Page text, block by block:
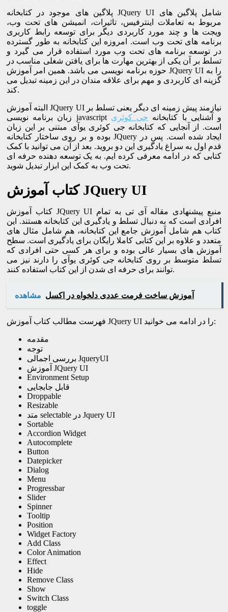
پلاگین های موجود در کتابخانه JQuery UI شامل پلاگین های
مربوط به تعاملات اینترفیس، تاثیرات، انمیشن های تحت وب،
ویجت ها و چند مورد کاربردی دیگر برای توسعه رابط کاربری
برنامه های تحت وب است. امروزه این کتابخانه به طور گسترده
در توسعه برنامه های تحت وب مورد استفاده قرار می گیرد و
تسلط بر آن یکی از بهترین مهارت ها برای یافتن شغلی مناسب در
حوزه برنامه نویسی می باشد. همین امر آموزش JQuery UI را به
گزینه ای کاربردی و مهم برای علاقه مندان در این زمینه تبدیل می
کند.
البته آموزش JQuery UI نیازمند پیش زمینه ای دیگر یعنی تسلط بر
زبان برنامه نویسی javascript و آشنایی با کتابخانه جی کوئری
است. از آنجایی که کتابخانه جی کوئری یوآی مبتنی بر این زبان
بوده و بر روی ساختار کتابخانه JQuery ایجاد شده است. پس در
قدم اول به سراغ یادگیری این دو بروید. بعد از آن می توانید با کمک
کتابی که در ادامه معرفی کرده ایم. به یک توسعه دهنده حرفه ای
تحت وب به کمک این ابزار تبدیل شوید.
کتاب آموزش JQuery UI
کتاب آموزش JQuery UI منبع پیشنهادی مقاله آی تی به تمام
افرادی است که به دنبال تسلط و یادگیری این کتابخانه هستند. این
کتاب هم شامل آموزش جامع این کتابخانه، هم شامل مثال های
متعدد و علاوه بر این کتابی کاملا رایگان برای یادگیری است. سطح
آموزش های بسیار عالی بوده و برای هر کسی حتی افرادی که
تسلط متوسط بر روی کتابخانه جی کوئری یوآی را دارند نیز می
توانند برای حرفه ای شدن از این کتاب استفاده کنند.
مشاهده آموزش ساخت فرمت عددی دلخواه در اکسل
فهرست مطالب کتاب آموزش JQuery UI را در ادامه می خوانید:
مقدمه
توجه
بررسی اجمالی JqueryUI
آموزش JQuery UI
Environment Setup
قابل جابجایی
Droppable
Resizable
متد selectable در Jquery UI
Sortable
Accordion Widget
Autocomplete
Button
Datepicker
Dialog
Menu
Progressbar
Slider
Spinner
Tooltip
Position
Widget Factory
Add Class
Color Animation
Effect
Hide
Remove Class
Show
Switch Class
toggle